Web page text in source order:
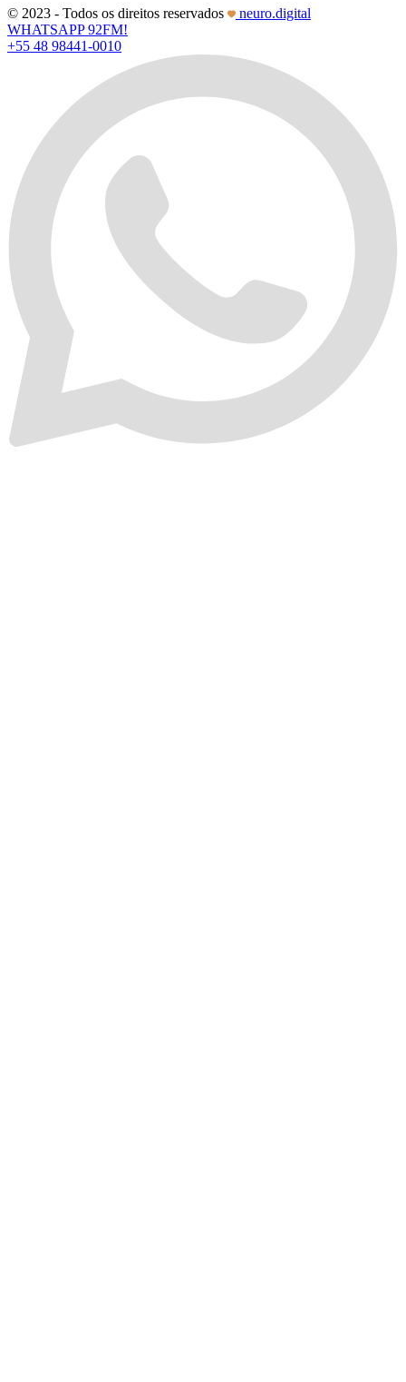
© 2023 - Todos os direitos reservados
neuro.digital
WHATSAPP 92FM!
+55 48 98441-0010